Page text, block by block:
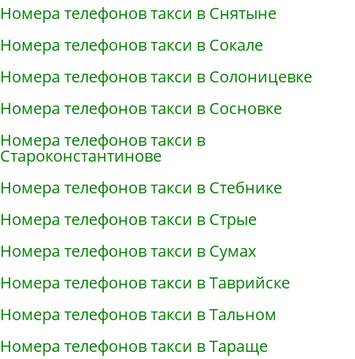
Номера телефонов такси в Снятыне
Номера телефонов такси в Сокале
Номера телефонов такси в Солоницевке
Номера телефонов такси в Сосновке
Номера телефонов такси в
Староконстантинове
Номера телефонов такси в Стебнике
Номера телефонов такси в Стрые
Номера телефонов такси в Сумах
Номера телефонов такси в Таврийске
Номера телефонов такси в Тальном
Номера телефонов такси в Тараще